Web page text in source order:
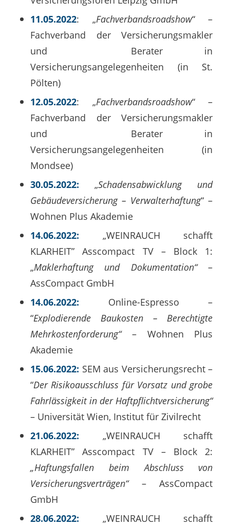
11.05.2022: „Fachverbandsroadshow“ –
Fachverband der Versicherungsmakler
und Berater in
Versicherungsangelegenheiten (in St.
Pölten)
12.05.2022: „Fachverbandsroadshow“ –
Fachverband der Versicherungsmakler
und Berater in
Versicherungsangelegenheiten (in
Mondsee)
30.05.2022: „Schadensabwicklung und
Gebäudeversicherung – Verwalterhaftung“ –
Wohnen Plus Akademie
14.06.2022: „WEINRAUCH schafft
KLARHEIT” Asscompact TV – Block 1:
„Maklerhaftung und Dokumentation“–
AssCompact GmbH
14.06.2022: Online-Espresso –
“Explodierende Baukosten – Berechtigte
Mehrkostenforderung“ – Wohnen Plus
Akademie
15.06.2022: SEM aus Versicherungsrecht –
“Der Risikoausschluss für Vorsatz und grobe
Fahrlässigkeit in der Haftpflichtversicherung“
– Universität Wien, Institut für Zivilrecht
21.06.2022: „WEINRAUCH schafft
KLARHEIT” Asscompact TV – Block 2:
„Haftungsfallen beim Abschluss von
Versicherungsverträgen“– AssCompact
GmbH
28.06.2022: „WEINRAUCH schafft